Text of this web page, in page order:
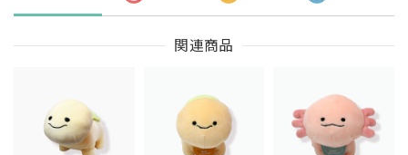
関連商品